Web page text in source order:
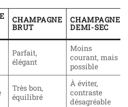
CHAMPAGNE
BRUT
CHAMPAGNE
DEMI-SEC
Parfait,
élégant
Moins
courant, mais
possible
Très bon,
équilibré
À éviter,
contraste
désagréable